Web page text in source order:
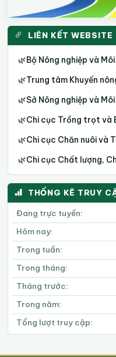
LIÊN KẾT WEBSITE
🌿Bộ Nông nghiệp và
🌿Trung tâm Khuyến
🌿Sở Nông nghiệp và
🌿Chi cục Trồng trọt và
🌿Chi cục Chăn nuôi và
🌿Chi cục Chất lượng,
THỐNG KÊ TRUY
Đang trực tuyến:
Hôm nay:
Trong tuần:
Trong tháng:
Tháng trước:
Trong năm:
Tổng lượt truy cập: